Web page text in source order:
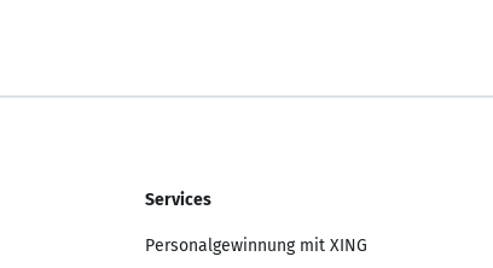
Services
Personalgewinnung mit XING